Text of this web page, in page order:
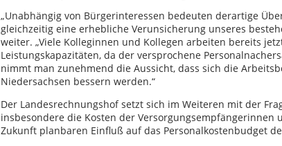
„Unabhängig von Bürgerinteressen bedeuten derartige
gleichzeitig eine erhebliche Verunsicherung unseres
weiter. „Viele Kolleginnen und Kollegen arbeiten bereits
Leistungskapazitäten, da der versprochene
nimmt man zunehmend die Aussicht, dass sich die
Niedersachsen bessern werden.“
Der Landesrechnungshof setzt sich im Weiteren mit der
insbesondere die Kosten der Versorgungsempfängerinnen
Zukunft planbaren Einfluß auf das Personalkostenbudget